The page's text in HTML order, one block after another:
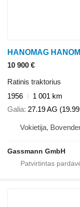
HANOMAG
10 900 €
Ratinis traktorius
1956
1 001 km
Galia 27.19 AG
Vokietija,
Gassmann GmbH